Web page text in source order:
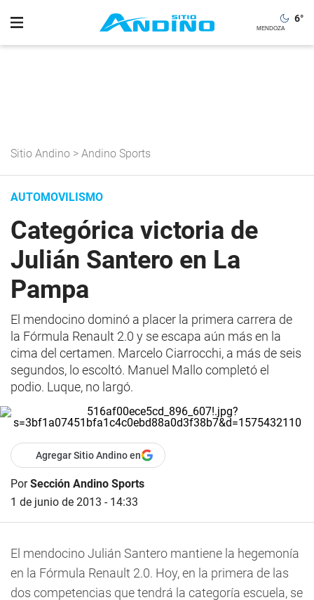
6°
Sitio Andino > Andino Sports
AUTOMOVILISMO
Categórica victoria de
Julián Santero en La
Pampa
El mendocino dominó a placer la primera carrera de
la Fórmula Renault 2.0 y se escapa aún más en la
cima del certamen. Marcelo Ciarrocchi, a más de seis
segundos, lo escoltó. Manuel Mallo completó el
podio. Luque, no largó.
Agregar Sitio Andino en
PorSección Andino Sports
1 de junio de 2013 - 14:33
El mendocino Julián Santero mantiene la hegemonía
en la Fórmula Renault 2.0. Hoy, en la primera de las
dos competencias que tendrá la categoría escuela, se